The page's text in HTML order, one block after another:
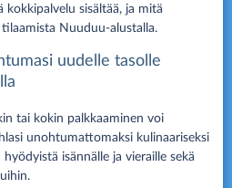
sisältää, ja mitä
Nuuduu-alustalla.
uudelle tasolle
tai kokin palkkaaminen voi
unohtumattomaksi kulinaariseksi
isännälle ja vieraille sekä